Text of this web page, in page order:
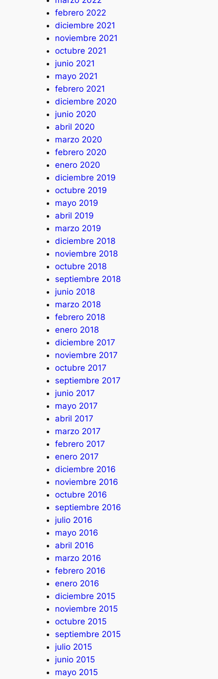
febrero 2022
diciembre 2021
noviembre 2021
octubre 2021
junio 2021
mayo 2021
febrero 2021
diciembre 2020
junio 2020
abril 2020
marzo 2020
febrero 2020
enero 2020
diciembre 2019
octubre 2019
mayo 2019
abril 2019
marzo 2019
diciembre 2018
noviembre 2018
octubre 2018
septiembre 2018
junio 2018
marzo 2018
febrero 2018
enero 2018
diciembre 2017
noviembre 2017
octubre 2017
septiembre 2017
junio 2017
mayo 2017
abril 2017
marzo 2017
febrero 2017
enero 2017
diciembre 2016
noviembre 2016
octubre 2016
septiembre 2016
julio 2016
mayo 2016
abril 2016
marzo 2016
febrero 2016
enero 2016
diciembre 2015
noviembre 2015
octubre 2015
septiembre 2015
julio 2015
junio 2015
mayo 2015